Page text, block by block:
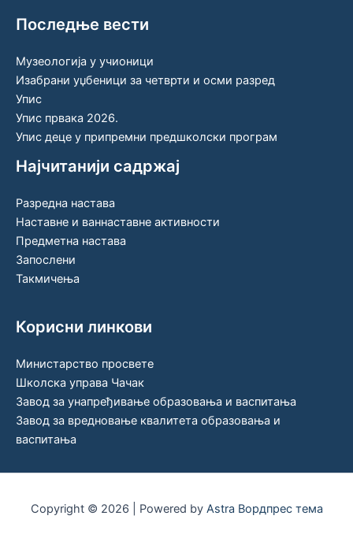
Последње вести
Музеологија у учионици
Изабрани уџбеници за четврти и осми разред
Упис
Упис првака 2026.
Упис деце у припремни предшколски програм
Најчитанији садржај
Разредна настава
Наставне и ваннаставне активности
Предметна настава
Запослени
Такмичења
Корисни линкови
Министарство просвете
Школска управа Чачак
Завод за унапређивање образовања и васпитања
Завод за вредновање квалитета образовања и
васпитања
Copyright © 2026 | Powered by Astra Вордпрес тема